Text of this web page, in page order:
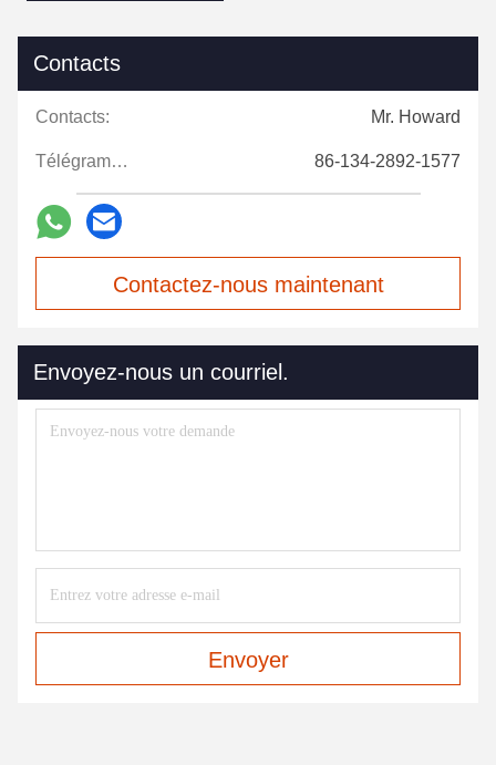
Contacts
Contacts: Mr. Howard
Télégramme: 86-134-2892-1577
Contactez-nous maintenant
Envoyez-nous un courriel.
Envoyer